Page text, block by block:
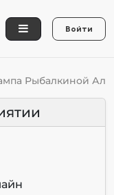
Войти
Рыбалкиной